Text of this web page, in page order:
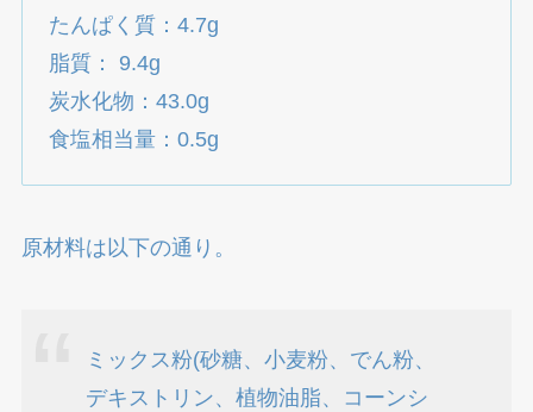
たんぱく質：4.7g
脂質： 9.4g
炭水化物：43.0g
食塩相当量：0.5g
原材料は以下の通り。
ミックス粉(砂糖、小麦粉、でん粉、
デキストリン、植物油脂、コーンシ